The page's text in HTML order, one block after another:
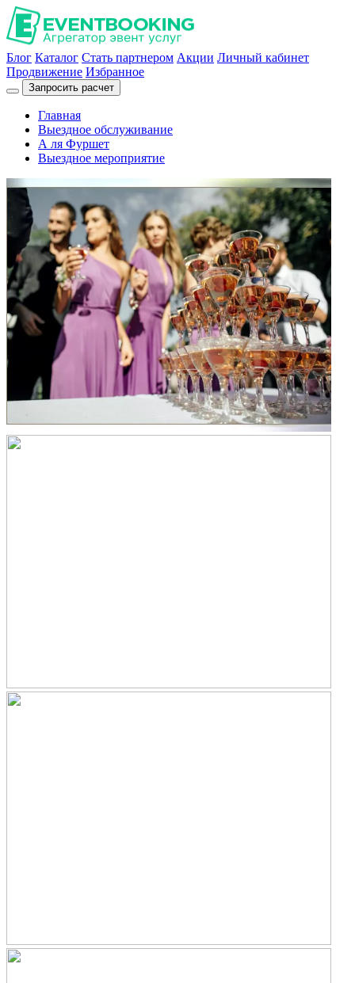
Блог Каталог Стать партнером Акции Личный кабинет
Продвижение Избранное
Запросить расчет
Главная
Выездное обслуживание
А ля Фуршет
Выездное мероприятие